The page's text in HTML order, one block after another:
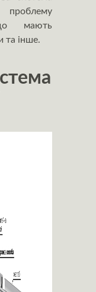
мають
та інше.